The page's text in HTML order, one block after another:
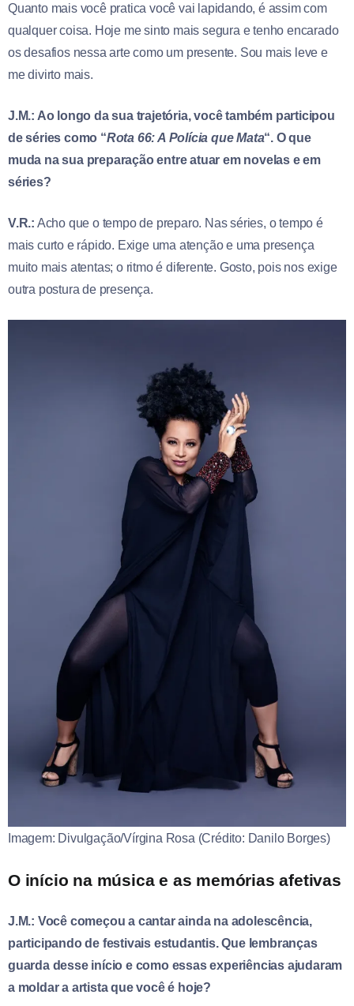
Quanto mais você pratica você vai lapidando, é assim com
qualquer coisa. Hoje me sinto mais segura e tenho encarado
os desafios nessa arte como um presente. Sou mais leve e
me divirto mais.
J.M.: Ao longo da sua trajetória, você também participou
de séries como “Rota 66: A Polícia que Mata“. O que
muda na sua preparação entre atuar em novelas e em
séries?
V.R.: Acho que o tempo de preparo. Nas séries, o tempo é
mais curto e rápido. Exige uma atenção e uma presença
muito mais atentas; o ritmo é diferente. Gosto, pois nos exige
outra postura de presença.
Imagem: Divulgação/Vírgina Rosa (Crédito: Danilo Borges)
O início na música e as memórias afetivas
J.M.: Você começou a cantar ainda na adolescência,
participando de festivais estudantis. Que lembranças
guarda desse início e como essas experiências ajudaram
a moldar a artista que você é hoje?